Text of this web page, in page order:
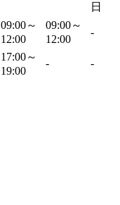
日
09:00～
12:00
09:00～
12:00
-
17:00～
19:00
- -